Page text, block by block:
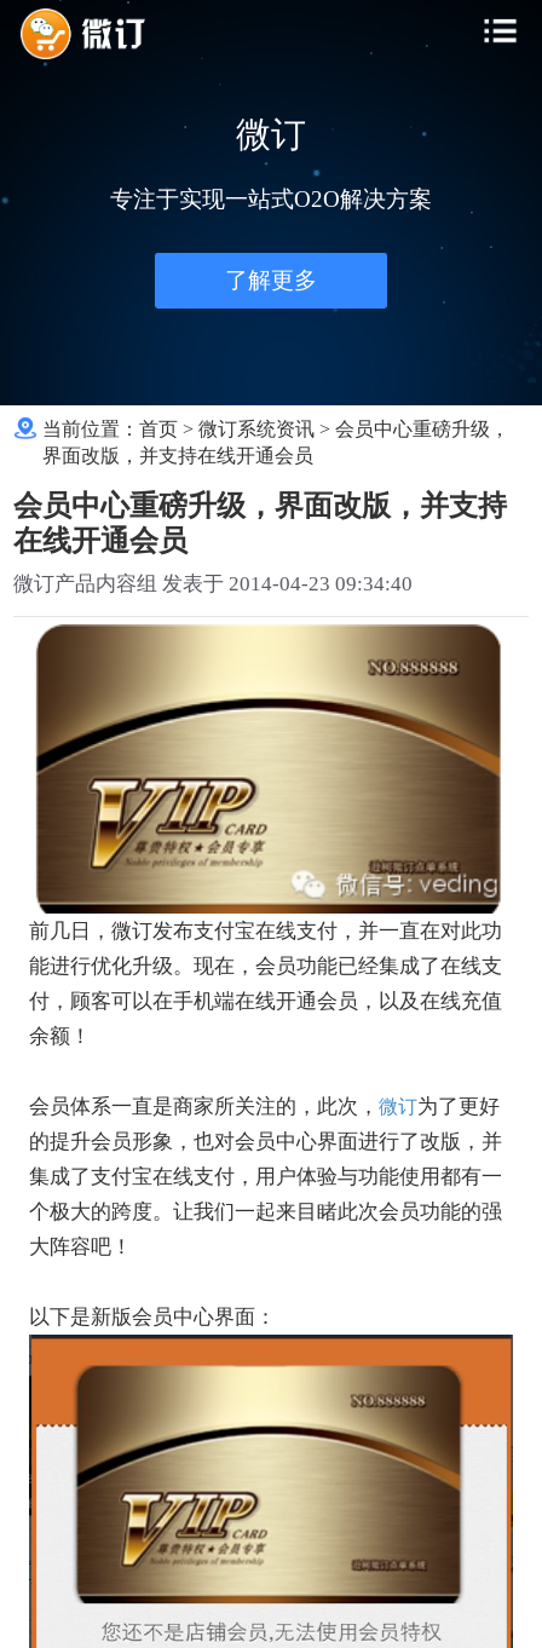
微订
专注于实现一站式O2O解决方案
了解更多
当前位置：首页 >微订系统资讯 >会员中心重磅升级，
界面改版，并支持在线开通会员
会员中心重磅升级，界面改版，并支持
在线开通会员
微订产品内容组 发表于 2014-04-23 09:34:40
前几日，微订发布支付宝在线支付，并一直在对此功
能进行优化升级。现在，会员功能已经集成了在线支
付，顾客可以在手机端在线开通会员，以及在线充值
余额！
会员体系一直是商家所关注的，此次， 微订为了更好
的提升会员形象，也对会员中心界面进行了改版，并
集成了支付宝在线支付，用户体验与功能使用都有一
个极大的跨度。让我们一起来目睹此次会员功能的强
大阵容吧！
以下是新版会员中心界面：